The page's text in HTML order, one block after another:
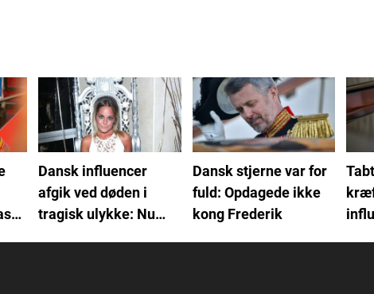
Dansk influencer
afgik ved døden i
tragisk ulykke: Nu
Dansk stjerne var for
fuld: Opdagede ikke
kong Frederik